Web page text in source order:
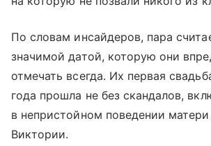
По словам инсайдеров, пара
значимой датой, которую они
отмечать всегда. Их первая
года прошла не без скандалов,
в непристойном поведении
Виктории.